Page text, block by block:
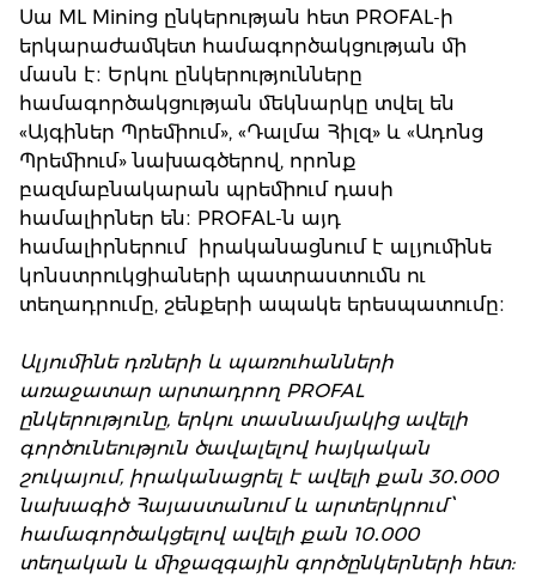
Սա ML Mining ընկերության հետ PROFAL-ի
երկարաժամկետ համագործակցության մի
մասն է։ Երկու ընկերությունները
համագործակցության մեկնարկը տվել են
«Այգիներ Պրեմիում», «Դալմա Հիլզ» և «Ադոնց
Պրեմիում» նախագծերով, որոնք
բազմաբնակարան պրեմիում դասի
համալիրներ են։ PROFAL-ն այդ
համալիրներում իրականացնում է ալյումինե
կոնստրուկցիաների պատրաստումն ու
տեղադրումը, շենքերի ապակե երեսպատումը։
Ալյումինե դռների և պառուհանների
առաջատար արտադրող PROFAL
ընկերությունը, երկու տասնամյակից ավելի
գործունեություն ծավալելով հայկական
շուկայում, իրականացրել է ավելի քան 30․000
նախագիծ Հայաստանում և արտերկրում՝
համագործակցելով ավելի քան 10․000
տեղական և միջազգային գործընկերների հետ: